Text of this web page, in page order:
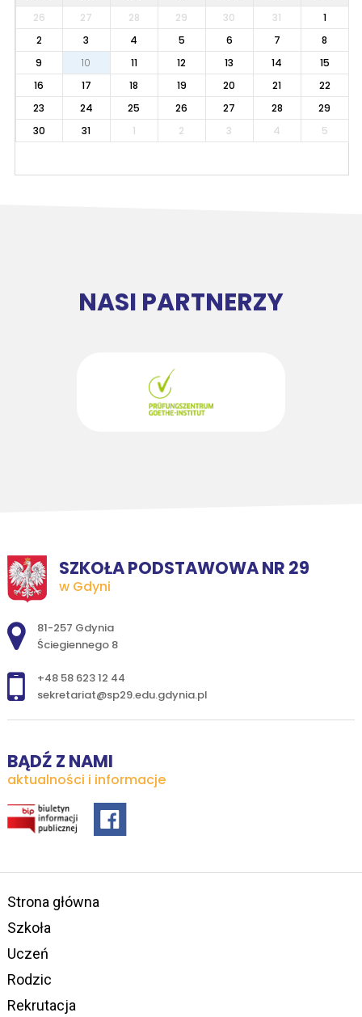
26
27 28 29 30 31
1
2
3 4 5 6 7
8
9
10 11 12 13 14
15
16
17 18 19 20 21
22
23
24 25 26 27 28
29
30
31 1 2 3 4 5
NASI PARTNERZY
SZKOŁA PODSTAWOWA NR 29
w Gdyni
Adres pocztowy:
81-257 Gdynia
Ściegiennego 8
+48 58 623 12 44
sekretariat@sp29.edu.gdynia.pl
BĄDŹ Z NAMI
aktualności i informacje
Strona główna
Szkoła
Uczeń
Rodzic
Rekrutacja